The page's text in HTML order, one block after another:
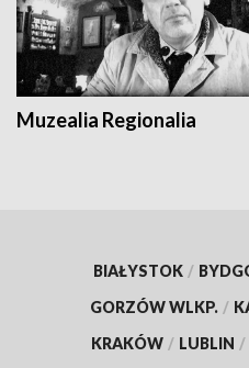
Muzealia Regionalia
BIAŁYSTOK /
GORZÓW WLKP. /
KRAKÓW / LUBLIN /